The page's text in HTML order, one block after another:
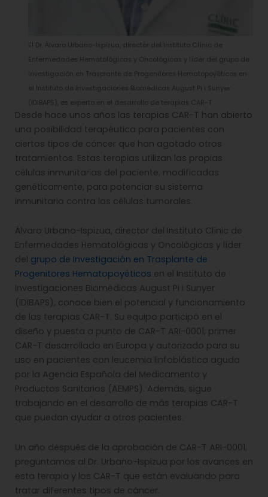
El Dr. Álvaro Urbano-Ispizua, director del Instituto Clínic de
Enfermedades Hematológicas y Oncológicas y líder del grupo de
Investigación en Trasplante de Progenitores Hematopoyéticos en
el Instituto de Investigaciones Biomédicas August Pi i Sunyer
(IDIBAPS), es experto en el desarrollo de terapias CAR-T.
Desde hace unos años las terapias CAR-T han abierto
una posibilidad terapéutica para pacientes con
ciertos tipos de cáncer que han agotado otros
tratamientos. Estas terapias utilizan las propias
células inmunitarias del paciente, modificadas
genéticamente, para potenciar su sistema
inmunitario contra las células tumorales.
Álvaro Urbano-Ispizua, director del Instituto Clínic de
Enfermedades Hematológicas y Oncológicas y líder
del grupo de Investigación en Trasplante de
Progenitores Hematopoyéticos en el Instituto de
Investigaciones Biomédicas August Pi i Sunyer
(IDIBAPS), conoce bien el potencial y funcionamiento
de las terapias CAR-T. Su equipo participó en el
diseño y puesta a punto de CAR-T ARI-0001, primer
CAR-T desarrollado en Europa y autorizado para su
uso en pacientes con leucemia linfoblástica aguda
por la Agencia Española del Medicamento y
Productos Sanitarios (AEMPS). Además, sigue
trabajando en el desarrollo de más terapias CAR-T
que puedan ayudar a otros pacientes.
Un año después de la aprobación de CAR-T ARI-0001,
preguntamos al Dr. Urbano-Ispizua por los avances en
esta terapia y los CAR-T que están evaluando para
tratar diferentes tipos de cáncer.